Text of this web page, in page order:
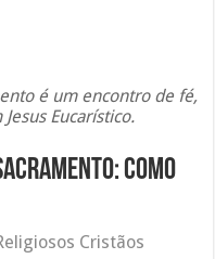
é um encontro de fé,
Eucarístico.
Como
Cristãos